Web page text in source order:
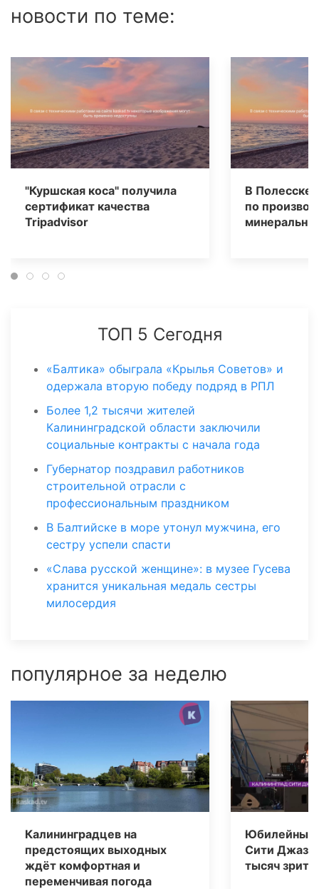
новости по теме:
"Куршская коса" получила
сертификат качества
Tripаdvisor
В Полесске
по
ТОП 5 Сегодня
«Балтика» обыграла «Крылья Советов» и
одержала вторую победу подряд в РПЛ
Более 1,2 тысячи жителей
Калининградской области заключили
социальные контракты с начала года
Губернатор поздравил работников
строительной отрасли с
профессиональным праздником
В Балтийске в море утонул мужчина, его
сестру успели спасти
«Слава русской женщине»: в музее Гусева
хранится уникальная медаль сестры
милосердия
популярное за неделю
Калининградцев на
предстоящих выходных
ждёт комфортная и
переменчивая погода
Юбилейный
Сити Джаз»
тысяч